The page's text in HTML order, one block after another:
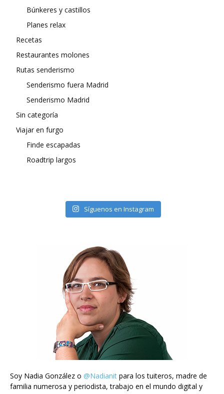
Búnkeres y castillos
Planes relax
Recetas
Restaurantes molones
Rutas senderismo
Senderismo fuera Madrid
Senderismo Madrid
Sin categoría
Viajar en furgo
Finde escapadas
Roadtrip largos
Síguenos en Instagram
Soy Nadia González o @Nadianit para los tuiteros, madre de
familia numerosa y periodista, trabajo en el mundo digital y